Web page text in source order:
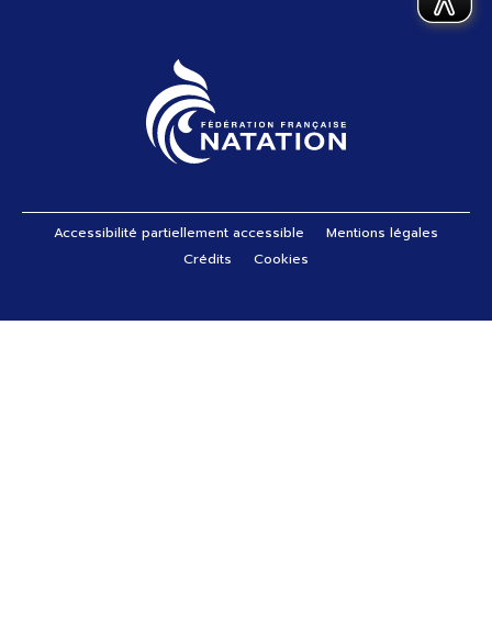
Pied de page
Accessibilité partiellement accessible
Mentions légales
Crédits
Cookies